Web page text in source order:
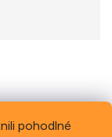
pohodlné